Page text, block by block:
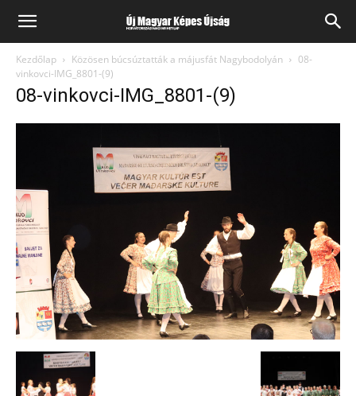
Kezdőlap Közösen búcsúztatták a májusfát Nagybodolyán
08-
vinkovci-IMG_8801-(9)
08-vinkovci-IMG_8801-(9)